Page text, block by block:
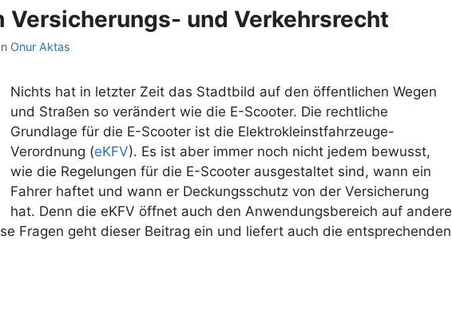
Versicherungs- und Verkehrsrecht
Onur Aktas
Nichts hat in letzter Zeit das Stadtbild auf den öffentlichen Wegen
und Straßen so verändert wie die E-Scooter. Die rechtliche
Grundlage für die E-Scooter ist die Elektrokleinstfahrzeuge-
Verordnung (eKFV). Es ist aber immer noch nicht jedem bewusst,
wie die Regelungen für die E-Scooter ausgestaltet sind, wann ein
Fahrer haftet und wann er Deckungsschutz von der Versicherung
hat. Denn die eKFV öffnet auch den Anwendungsbereich auf andere
Fragen geht dieser Beitrag ein und liefert auch die entsprechenden